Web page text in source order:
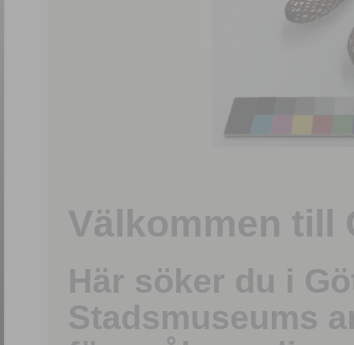
Välkommen till
Här söker du i
Stadsmuseums